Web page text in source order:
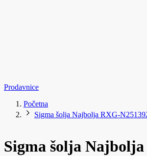
Prodavnice
Početna
Sigma šolja Najbolja RXG-
Sigma šolja